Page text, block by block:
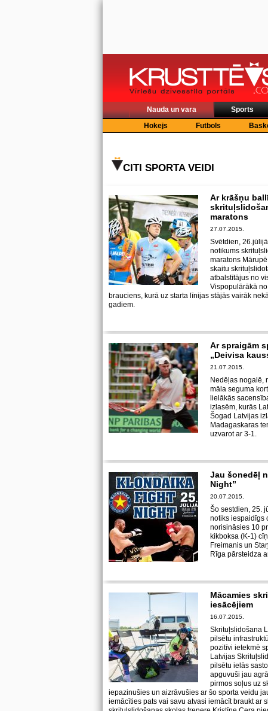
Nauda un vara Sports
Hokejs
Futbols
CITI SPORTA VEIDI
Ar krāšņu
maratons
27.07.2015.
Svētdien,
notikums
maratons
skaitu
atbalstītājus no
Vispopulārākā
brauciens, kurā uz starta līnijas stājās vairāk
gadiem.
Ar spraigām
„Deivisa
21.07.2015.
Nedēļas nogalē,
māla seguma
lielākās
izlasēm, kurās
Šogad Latvijas
Madagaskaras
uzvarot ar 3-1.
Jau šonedēļ
Night”
20.07.2015.
Šo sestdien, 25.
notiks iespaidīgs
norisināsies 10
kikboksa (K-1)
Freimanis un
Rīga pārsteidza
Mācamies
iesācējiem
16.07.2015.
Skrituļslidošana
pilsētu
pozitīvi ietekmē
Latvijas
pilsētu ielās
apguvuši jau
pirmos soļus uz
iepazinušies un aizrāvušies ar šo sporta veidu
iemācīties pats vai savu atvasi iemācīt braukt ar